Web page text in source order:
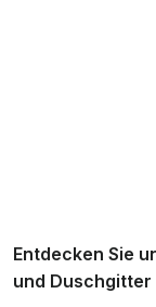
Entdecken Sie
und Duschgitter